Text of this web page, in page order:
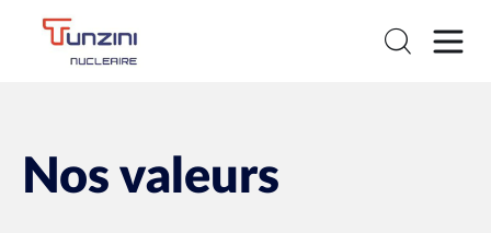
Nos valeurs